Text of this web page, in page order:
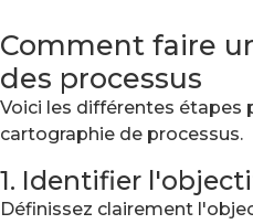
Comment faire
des processus
Voici les différentes étapes
cartographie de processus.
1. Identifier
Définissez clairement